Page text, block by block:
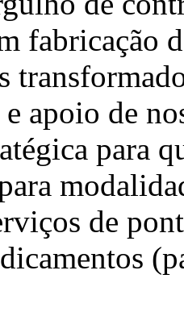
fabricação
apoio de
para
de